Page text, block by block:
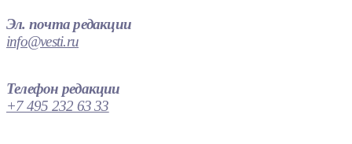
Эл. почта редакции
info@vesti.ru
Телефон редакции
+7 495 232 63 33